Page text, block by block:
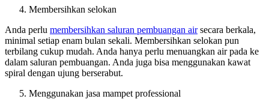
Membersihkan selokan
Anda perlu membersihkan saluran pembuangan airsecara berkala,
minimal setiap enam bulan sekali. Membersihkan selokan pun
terbilang cukup mudah. Anda hanya perlu menuangkan air pada ke
dalam saluran pembuangan. Anda juga bisa menggunakan kawat
spiral dengan ujung berserabut.
Menggunakan jasa mampet professional